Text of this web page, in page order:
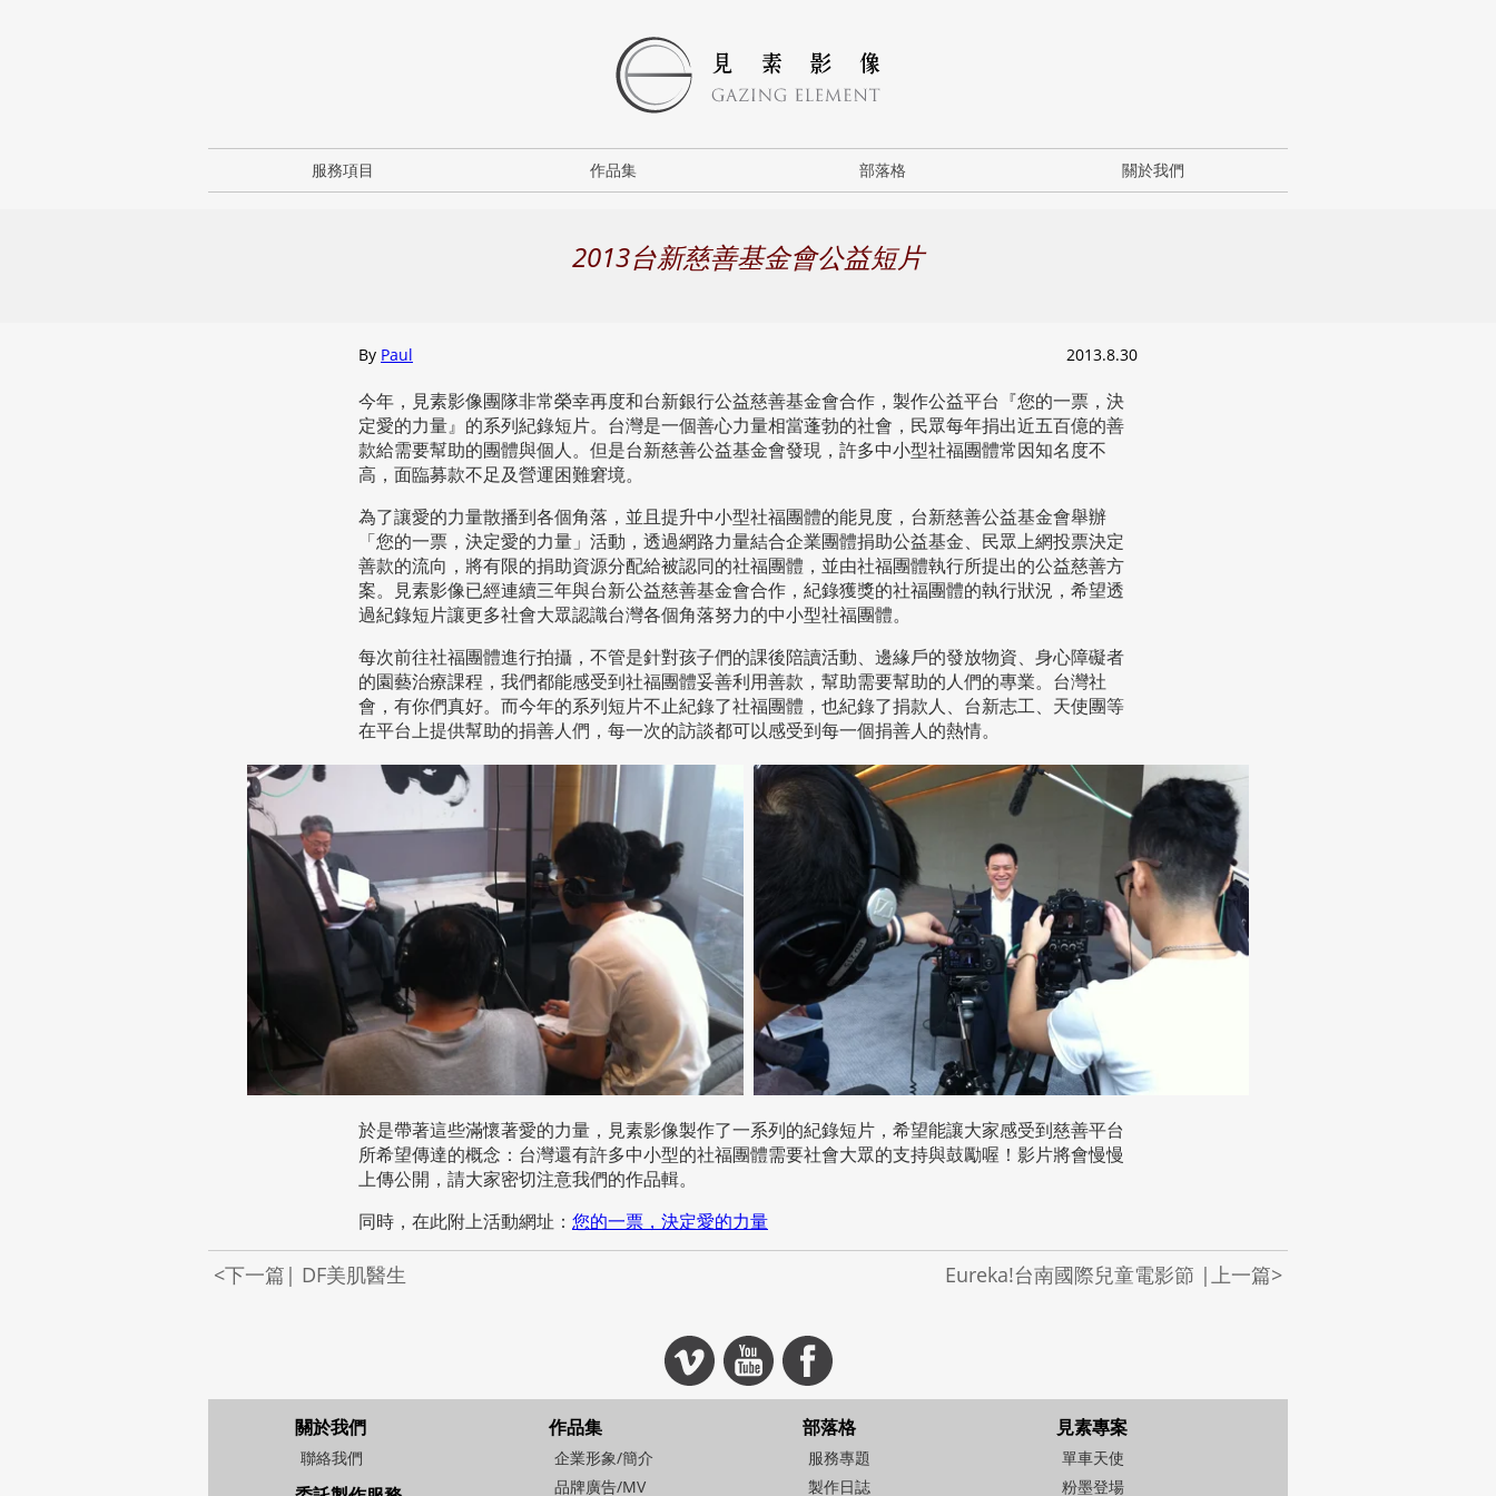
服務項目 作品集 部落格 關於我們
2013台新慈善基金會公益短片
By Paul 2013.8.30
今年，見素影像團隊非常榮幸再度和台新銀行公益慈善基金會合作，製作公益平台『您的一票，決
定愛的力量』的系列紀錄短片。台灣是一個善心力量相當蓬勃的社會，民眾每年捐出近五百億的善
款給需要幫助的團體與個人。但是台新慈善公益基金會發現，許多中小型社福團體常因知名度不
高，面臨募款不足及營運困難窘境。
為了讓愛的力量散播到各個角落，並且提升中小型社福團體的能見度，台新慈善公益基金會舉辦
「您的一票，決定愛的力量」活動，透過網路力量結合企業團體捐助公益基金、民眾上網投票決定
善款的流向，將有限的捐助資源分配給被認同的社福團體，並由社福團體執行所提出的公益慈善方
案。見素影像已經連續三年與台新公益慈善基金會合作，紀錄獲獎的社福團體的執行狀況，希望透
過紀錄短片讓更多社會大眾認識台灣各個角落努力的中小型社福團體。
每次前往社福團體進行拍攝，不管是針對孩子們的課後陪讀活動、邊緣戶的發放物資、身心障礙者
的園藝治療課程，我們都能感受到社福團體妥善利用善款，幫助需要幫助的人們的專業。台灣社
會，有你們真好。而今年的系列短片不止紀錄了社福團體，也紀錄了捐款人、台新志工、天使團等
在平台上提供幫助的捐善人們，每一次的訪談都可以感受到每一個捐善人的熱情。
於是帶著這些滿懷著愛的力量，見素影像製作了一系列的紀錄短片，希望能讓大家感受到慈善平台
所希望傳達的概念：台灣還有許多中小型的社福團體需要社會大眾的支持與鼓勵喔！影片將會慢慢
上傳公開，請大家密切注意我們的作品輯。
同時，在此附上活動網址： 您的一票，決定愛的力量
<下一篇| DF美肌醫生 Eureka!台南國際兒童電影節 |上一篇>
關於我們
聯絡我們
作品集
企業形象/簡介
品牌廣告/MV
部落格
服務專題
製作日誌
見素專案
單車天使
粉墨登場